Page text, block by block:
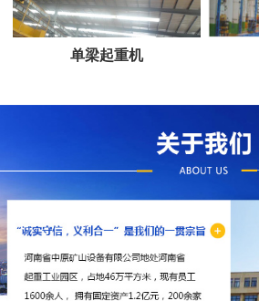
单梁起重机